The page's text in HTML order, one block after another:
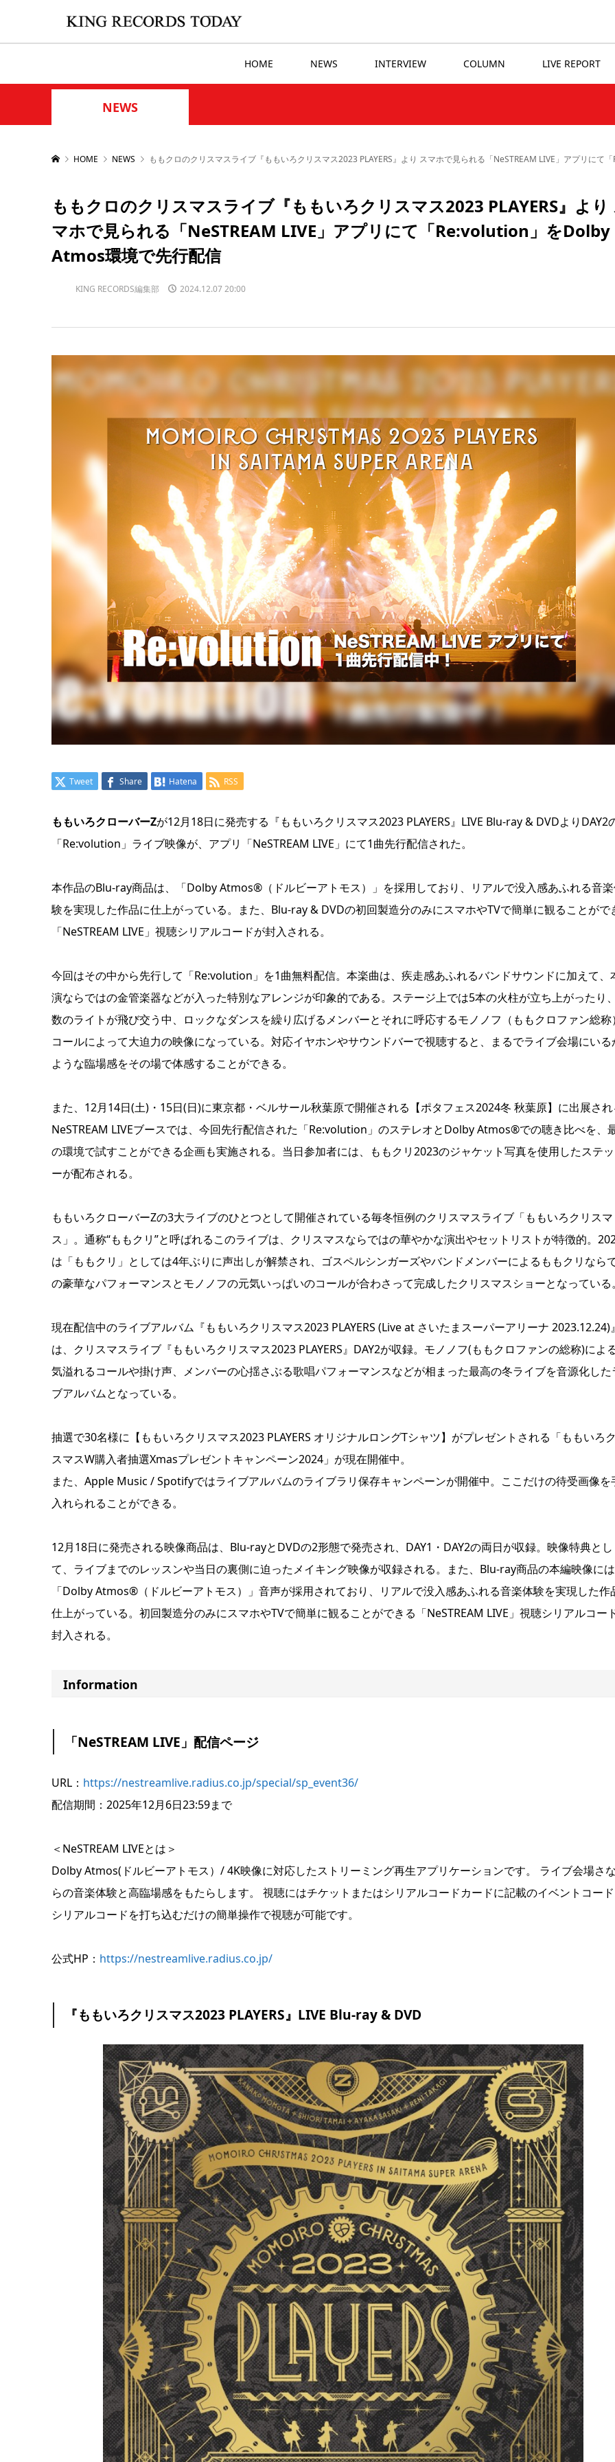
HOME NEWS INTERVIEW COLUMN LIVE REPORT
NEWS
HOME NEWS ももクロのクリスマスライブ『ももいろクリスマス2023 PLAYERS』より スマホで見られる「NeSTREAM LIVE」アプリにて
ももクロのクリスマスライブ『ももいろクリスマス2023 PLAYERS』より
マホで見られる「NeSTREAM LIVE」アプリにて「Re:volution」をDolby
Atmos環境で先行配信
KING RECORDS編集部 2024.12.07 20:00
Tweet Share Hatena RSS
ももいろクローバーZが12月18日に発売する『ももいろクリスマス2023 PLAYERS』LIVE Blu-ray & DVDよりDAY2
「Re:volution」ライブ映像が、アプリ「NeSTREAM LIVE」にて1曲先行配信された。
本作品のBlu-ray商品は、「Dolby Atmos®（ドルビーアトモス）」を採用しており、リアルで没入感あふれる音
験を実現した作品に仕上がっている。また、Blu-ray & DVDの初回製造分のみにスマホやTVで簡単に観ることがで
「NeSTREAM LIVE」視聴シリアルコードが封入される。
今回はその中から先行して「Re:volution」を1曲無料配信。本楽曲は、疾走感あふれるバンドサウンドに加えて、
演ならではの金管楽器などが入った特別なアレンジが印象的である。ステージ上では5本の火柱が立ち上がったり
数のライトが飛び交う中、ロックなダンスを繰り広げるメンバーとそれに呼応するモノノフ（ももクロファン総称
コールによって大迫力の映像になっている。対応イヤホンやサウンドバーで視聴すると、まるでライブ会場にいる
ような臨場感をその場で体感することができる。
また、12月14日(土)・15日(日)に東京都・ベルサール秋葉原で開催される【ポタフェス2024冬 秋葉原】に出展さ
NeSTREAM LIVEブースでは、今回先行配信された「Re:volution」のステレオとDolby Atmos®️での聴き比べを、
の環境で試すことができる企画も実施される。当日参加者には、ももクリ2023のジャケット写真を使用したステ
ーが配布される。
ももいろクローバーZの3大ライブのひとつとして開催されている毎冬恒例のクリスマスライブ「ももいろクリスマ
ス」。通称“ももクリ”と呼ばれるこのライブは、クリスマスならではの華やかな演出やセットリストが特徴的。
は「ももクリ」としては4年ぶりに声出しが解禁され、ゴスペルシンガーズやバンドメンバーによるももクリなら
の豪華なパフォーマンスとモノノフの元気いっぱいのコールが合わさって完成したクリスマスショーとなっている
現在配信中のライブアルバム『ももいろクリスマス2023 PLAYERS (Live at さいたまスーパーアリーナ 2023.12.24)
は、クリスマスライブ『ももいろクリスマス2023 PLAYERS』DAY2が収録。モノノフ(ももクロファンの総称)によ
気溢れるコールや掛け声、メンバーの心揺さぶる歌唱パフォーマンスなどが相まった最高の冬ライブを音源化した
ブアルバムとなっている。
抽選で30名様に【ももいろクリスマス2023 PLAYERS オリジナルロングTシャツ】がプレゼントされる「ももいろ
スマスW購入者抽選Xmasプレゼントキャンペーン2024」が現在開催中。
また、Apple Music / Spotifyではライブアルバムのライブラリ保存キャンペーンが開催中。ここだけの待受画像を
入れられることができる。
12月18日に発売される映像商品は、Blu-rayとDVDの2形態で発売され、DAY1・DAY2の両日が収録。映像特典とし
て、ライブまでのレッスンや当日の裏側に迫ったメイキング映像が収録される。また、Blu-ray商品の本編映像には
「Dolby Atmos®（ドルビーアトモス）」音声が採用されており、リアルで没入感あふれる音楽体験を実現した作
仕上がっている。初回製造分のみにスマホやTVで簡単に観ることができる「NeSTREAM LIVE」視聴シリアルコー
封入される。
Information
「NeSTREAM LIVE」配信ページ
URL： https://nestreamlive.radius.co.jp/special/sp_event36/
配信期間：2025年12月6日23:59まで
＜NeSTREAM LIVEとは＞
Dolby Atmos(ドルビーアトモス）/ 4K映像に対応したストリーミング再生アプリケーションです。 ライブ会場さ
らの音楽体験と高臨場感をもたらします。 視聴にはチケットまたはシリアルコードカードに記載のイベントコー
シリアルコードを打ち込むだけの簡単操作で視聴が可能です。
公式HP： https://nestreamlive.radius.co.jp/
『ももいろクリスマス2023 PLAYERS』LIVE Blu-ray & DVD